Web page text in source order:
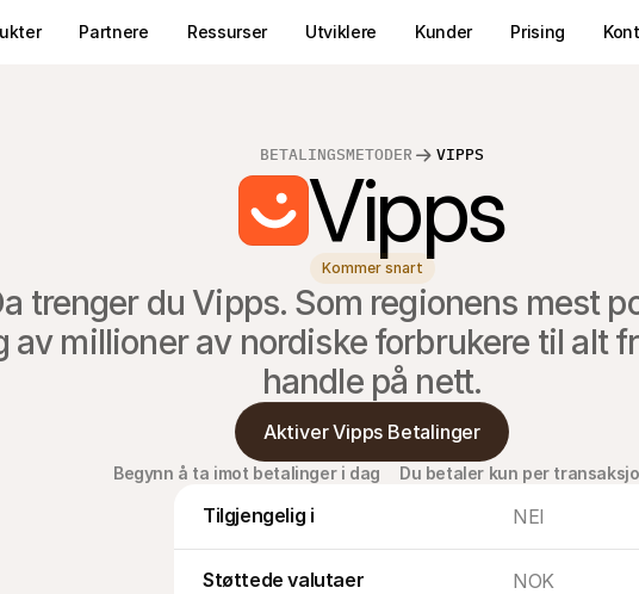
BETALINGSMETODER VIPPS
Vipps
Kommer snart
trenger du Vipps. Som regionens mest
av millioner av nordiske forbrukere til alt
handle på nett.
Aktiver Vipps Betalinger
Begynn å ta imot betalinger i dag Du betaler kun per
Tilgjengelig i NEI
Støttede valutaer NOK
Partnere Ressurser Utviklere Kunder Prising